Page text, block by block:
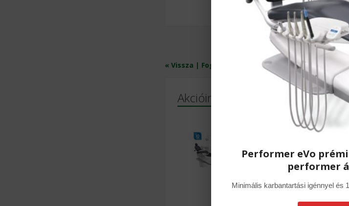
« Vissza | Fogászati hírek, újdonságok
Akcióink fogászati rendelőknek,
Performer eVo prémium
Minimális karbantartási igénnyel és
gyártói garanciával
Performer eVo
performer
Minimális karbantartási igénnyel és